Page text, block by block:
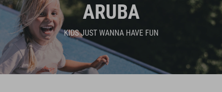
ARUBA
KIDS JUST WANNA HAVE FUN